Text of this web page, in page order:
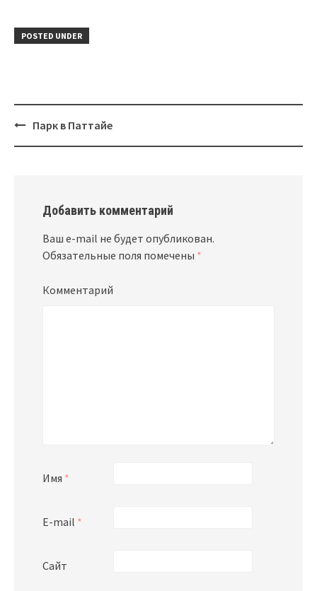
POSTED UNDER
Post
Парк в Паттайе
Добавить комментарий
Ваш e-mail не будет опубликован.
Обязательные поля помечены *
Комментарий
Имя *
E-mail *
Сайт